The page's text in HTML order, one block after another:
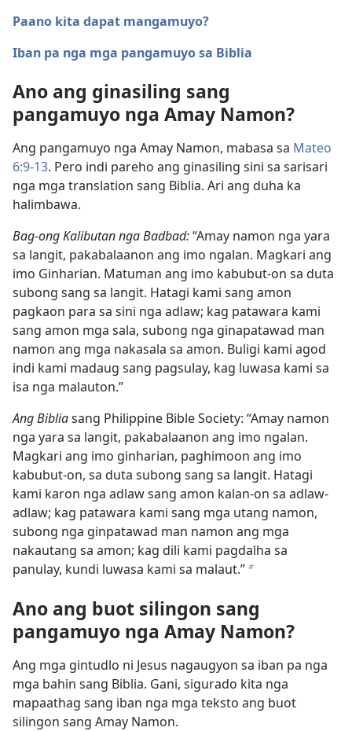
Paano kita dapat mangamuyo?
Iban pa nga mga pangamuyo sa Biblia
Ano ang ginasiling sang
pangamuyo nga Amay Namon?
Ang pangamuyo nga Amay Namon, mabasa sa Mateo
6:9-13. Pero indi pareho ang ginasiling sini sa sarisari
nga mga translation sang Biblia. Ari ang duha ka
halimbawa.
Bag-ong Kalibutan nga Badbad:“Amay namon nga yara
sa langit, pakabalaanon ang imo ngalan. Magkari ang
imo Ginharian. Matuman ang imo kabubut-on sa duta
subong sang sa langit. Hatagi kami sang amon
pagkaon para sa sini nga adlaw; kag patawara kami
sang amon mga sala, subong nga ginapatawad man
namon ang mga nakasala sa amon. Buligi kami agod
indi kami madaug sang pagsulay, kag luwasa kami sa
isa nga malauton.”
Ang Bibliasang Philippine Bible Society: “Amay namon
nga yara sa langit, pakabalaanon ang imo ngalan.
Magkari ang imo ginharian, paghimoon ang imo
kabubut-on, sa duta subong sang sa langit. Hatagi
kami karon nga adlaw sang amon kalan-on sa adlaw-
adlaw; kag patawara kami sang mga utang namon,
subong nga ginpatawad man namon ang mga
nakautang sa amon; kag dili kami pagdalha sa
panulay, kundi luwasa kami sa malaut.”b
Ano ang buot silingon sang
pangamuyo nga Amay Namon?
Ang mga gintudlo ni Jesus nagaugyon sa iban pa nga
mga bahin sang Biblia. Gani, sigurado kita nga
mapaathag sang iban nga mga teksto ang buot
silingon sang Amay Namon.